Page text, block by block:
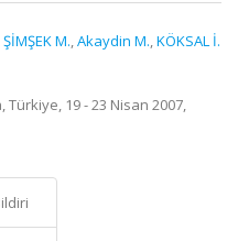
ŞİMŞEK M.,Akaydin M.,KÖKSAL İ.
19 - 23 Nisan 2007,